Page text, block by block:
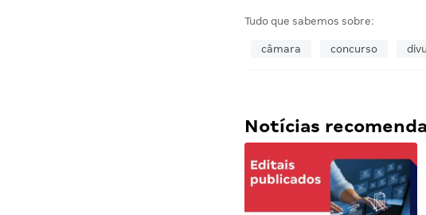
Tudo que sabemos sobre:
câmara concurso
Notícias